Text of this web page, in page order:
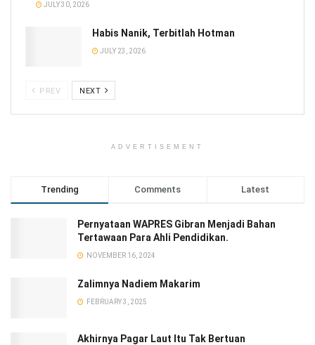
JULY 30, 2026
Habis Nanik, Terbitlah Hotman
JULY 23, 2026
PREV NEXT
ADVERTISEMENT
Trending Comments Latest
Pernyataan WAPRES Gibran Menjadi Bahan
Tertawaan Para Ahli Pendidikan.
NOVEMBER 16, 2024
Zalimnya Nadiem Makarim
FEBRUARY 3, 2025
Akhirnya Pagar Laut Itu Tak Bertuan